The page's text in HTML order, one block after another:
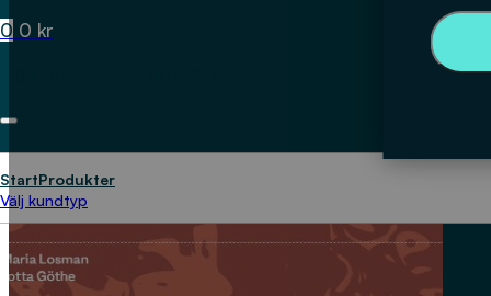
0 0 kr
StartProdukter
Välj kundtyp